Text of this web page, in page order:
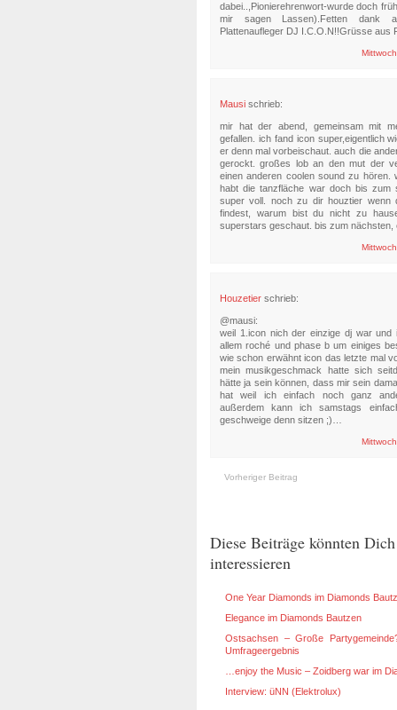
dabei..,Pionierehrenwort-wurde doch
mir sagen Lassen).Fetten dank
Plattenaufleger DJ I.C.O.N!!Grüsse aus
Mausi schrieb:
mir hat der abend, gemeinsam mit
gefallen. ich fand icon super,eigentlich
er denn mal vorbeischaut. auch die
gerockt. großes lob an den mut der
einen anderen coolen sound zu hören.
habt die tanzfläche war doch bis zum
super voll. noch zu dir houztier wenn
findest, warum bist du nicht zu
superstars geschaut. bis zum nächsten,
Houzetier schrieb:
@mausi:
weil 1.icon nich der einzige dj war
allem roché und phase b um einiges
wie schon erwähnt icon das letzte mal
mein musikgeschmack hatte sich
hätte ja sein können, dass mir sein
hat weil ich einfach noch ganz
außerdem kann ich samstags
geschweige denn sitzen ;)…
Vorheriger Beitrag
Diese Beiträge könnten
interessieren
One Year Diamonds im Diamonds
Elegance im Diamonds Bautzen
Ostsachsen – Große
Umfrageergebnis
…enjoy the Music – Zoidberg war im
Interview: üNN (Elektrolux)